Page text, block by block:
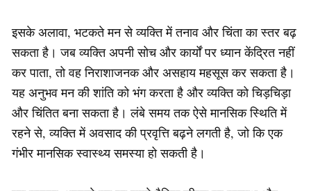
इसके अलावा, भटकते मन से व्यक्ति में तनाव और चिंता का स्तर बढ़
सकता है। जब व्यक्ति अपनी सोच और कार्यों पर ध्यान केंद्रित नहीं
कर पाता, तो वह निराशाजनक और असहाय महसूस कर सकता है।
यह अनुभव मन की शांति को भंग करता है और व्यक्ति को चिड़चिड़ा
और चिंतित बना सकता है। लंबे समय तक ऐसे मानसिक स्थिति में
रहने से, व्यक्ति में अवसाद की प्रवृत्ति बढ़ने लगती है, जो कि एक
गंभीर मानसिक स्वास्थ्य समस्या हो सकती है।